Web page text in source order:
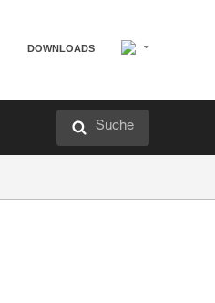
DOWNLOADS
Suche